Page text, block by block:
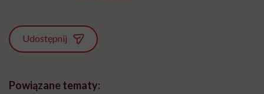
Udostępnij
Powiązane tematy: